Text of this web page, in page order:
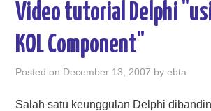
Video tutorial Delphi
KOL Component"
Posted on December 13, 2007 byebta
Salah satu keunggulan Delphi